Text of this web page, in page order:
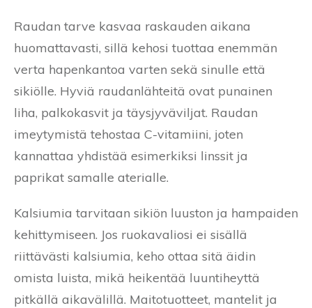
Raudan tarve kasvaa raskauden aikana
huomattavasti, sillä kehosi tuottaa enemmän
verta hapenkantoa varten sekä sinulle että
sikiölle. Hyviä raudanlähteitä ovat punainen
liha, palkokasvit ja täysjyväviljat. Raudan
imeytymistä tehostaa C-vitamiini, joten
kannattaa yhdistää esimerkiksi linssit ja
paprikat samalle aterialle.
Kalsiumia tarvitaan sikiön luuston ja hampaiden
kehittymiseen. Jos ruokavaliosi ei sisällä
riittävästi kalsiumia, keho ottaa sitä äidin
omista luista, mikä heikentää luuntiheyttä
pitkällä aikavälillä. Maitotuotteet, mantelit ja